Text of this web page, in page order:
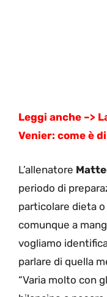
Leggi anche –>
Venier: come è
L’allenatore
periodo di
particolare dieta
comunque a
vogliamo
parlare di quella
“Varia molto con